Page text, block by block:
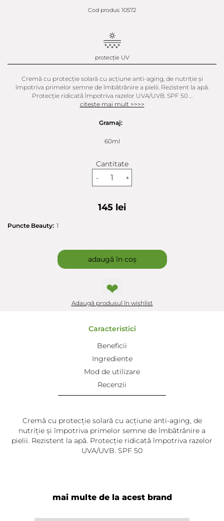
Cod produs: 10572
protecție UV
Cremă cu protecție solară cu acțiune anti-aging, de nutriţie și
împotriva primelor semne de îmbătrânire a pielii. Rezistent la apă.
Protecție ridicată împotriva razelor UVA/UVB. SPF 50 ...
citeste mai mult >>>>
Gramaj:
60ml
Cantitate
-
+
145 lei
Puncte Beauty: 1
adaugă în coș
❤
Adaugă produsul în wishlist
Caracteristici
Beneficii
Ingrediente
Mod de utilizare
Recenzii
Cremă cu protecție solară cu acțiune anti-aging, de
nutriţie și împotriva primelor semne de îmbătrânire a
pielii. Rezistent la apă. Protecție ridicată împotriva razelor
UVA/UVB. SPF 50
mai multe de la acest brand